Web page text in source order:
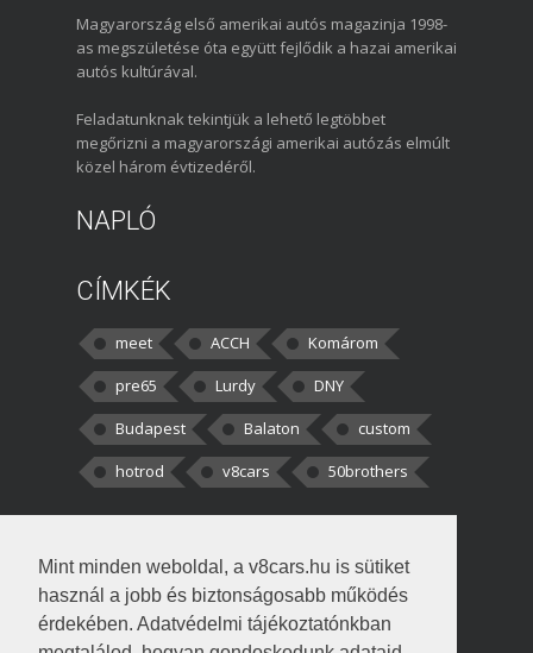
Mint minden weboldal, a v8cars.hu is sütiket
használ a jobb és biztonságosabb működés
érdekében. Adatvédelmi tájékoztatónkban
Magyarország első amerikai autós magazinja 1998-
as megszületése óta együtt fejlődik a hazai amerikai
autós kultúrával.
Feladatunknak tekintjük a lehető legtöbbet
megőrizni a magyarországi amerikai autózás elmúlt
közel három évtizedéről.
NAPLÓ
CÍMKÉK
meet ACCH
Komárom
pre65
Lurdy
DNY
Budapest
Balaton
custom
hotrod
v8cars 50brothers
kortisz:Elszúrtam! Én csak két
darabbaal számoltam. Nem tudtam, hogy fél autót,